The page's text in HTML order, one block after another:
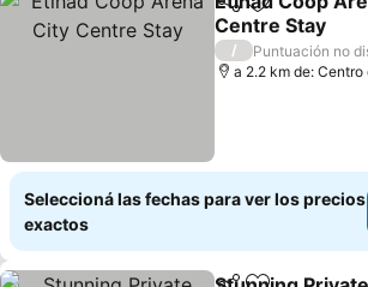
Compartir
Añadir a
Centre Stay
/
Puntuación no
a 2.2 km de:
Seleccioná las fechas para ver los precios
exactos